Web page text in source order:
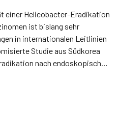
einer Helicobacter-Eradikation
ist bislang sehr
in internationalen Leitlinien
Studie aus Südkorea
nach endoskopischer